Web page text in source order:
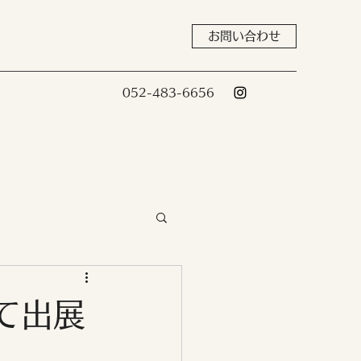
お問い合わせ
052-483-6656
出展